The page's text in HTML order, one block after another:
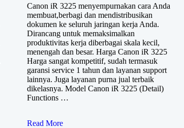
adalah:
Rp11,000,000.
ini
adalah:
Rp9,500,000.
Canon iR 3225 menyempurnakan cara Anda
membuat,berbagi dan mendistribusikan
dokumen ke seluruh jaringan kerja Anda.
Dirancang untuk memaksimalkan
produktivitas kerja diberbagai skala kecil,
menengah dan besar. Harga Canon iR 3225
Harga sangat kompetitif, sudah termasuk
garansi service 1 tahun dan layanan support
lainnya. Juga layanan purna jual terbaik
dikelasnya. Model Canon iR 3225 (Detail)
Functions …
Canon
Read More